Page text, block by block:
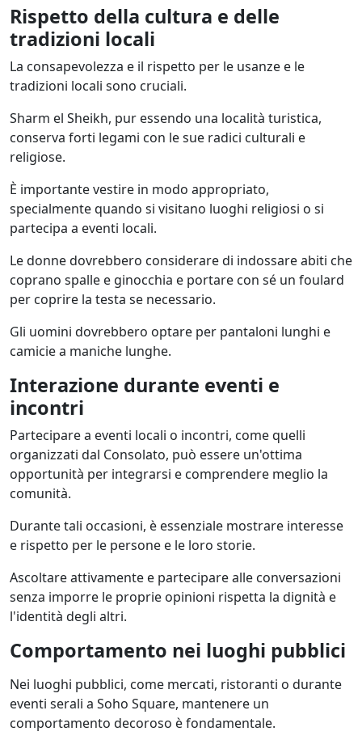
Rispetto della cultura e delle
tradizioni locali
La consapevolezza e il rispetto per le usanze e le
tradizioni locali sono cruciali.
Sharm el Sheikh, pur essendo una località turistica,
conserva forti legami con le sue radici culturali e
religiose.
È importante vestire in modo appropriato,
specialmente quando si visitano luoghi religiosi o si
partecipa a eventi locali.
Le donne dovrebbero considerare di indossare abiti che
coprano spalle e ginocchia e portare con sé un foulard
per coprire la testa se necessario.
Gli uomini dovrebbero optare per pantaloni lunghi e
camicie a maniche lunghe.
Interazione durante eventi e
incontri
Partecipare a eventi locali o incontri, come quelli
organizzati dal Consolato, può essere un'ottima
opportunità per integrarsi e comprendere meglio la
comunità.
Durante tali occasioni, è essenziale mostrare interesse
e rispetto per le persone e le loro storie.
Ascoltare attivamente e partecipare alle conversazioni
senza imporre le proprie opinioni rispetta la dignità e
l'identità degli altri.
Comportamento nei luoghi pubblici
Nei luoghi pubblici, come mercati, ristoranti o durante
eventi serali a Soho Square, mantenere un
comportamento decoroso è fondamentale.